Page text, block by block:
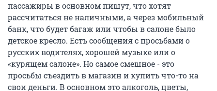
пассажиры в основном пишут, что хотят
рассчитаться не наличными, а через мобильный
банк, что будет багаж или чтобы в салоне было
детское кресло. Есть сообщения с просьбами о
русских водителях, хорошей музыке или о
«курящем салоне». Но самое смешное - это
просьбы съездить в магазин и купить что-то на
свои деньги. В основном это алкоголь, цветы,